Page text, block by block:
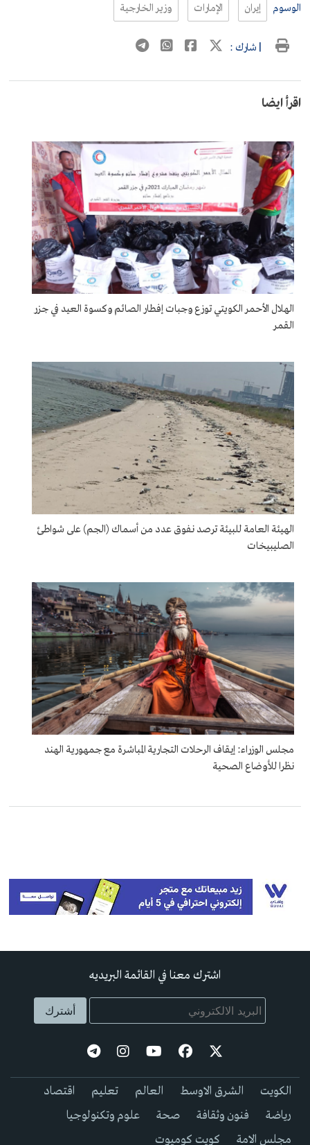
الوسوم إيران الإمارات وزير الخارجية
| شارك :
اقرأ ايضا
الهلال الأحمر الكويتي توزع وجبات إفطار الصائم وكسوة العيد في جزر
القمر
الهيئة العامة للبيئة ترصد نفوق عدد من أسماك (الجم) على شواطئ
الصليبيخات
مجلس الوزراء: إيقاف الرحلات التجارية المباشرة مع جمهورية الهند
نظرا للأوضاع الصحية
اشترك معنا في القائمة البريديه
الكويت الشرق الاوسط العالم تعليم
اقتصاد
رياضة
فنون وثقافة صحة
علوم وتكنولوجيا
مجلس الامة
كويت كوميوت